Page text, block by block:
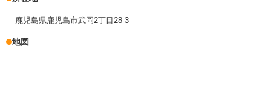
鹿児島県鹿児島市武岡2丁目28-3
地図